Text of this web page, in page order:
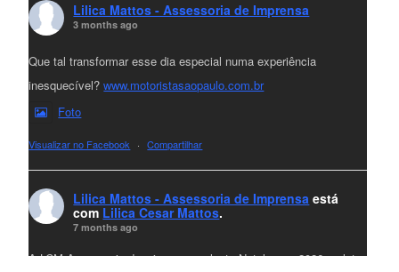
Lilica Mattos - Assessoria de Imprensa
3 months ago
Que tal transformar esse dia especial numa experiência
inesquecível?www.motoristasaopaulo.com.br
Foto
Visualizar no Facebook · Compartilhar
Lilica Mattos - Assessoria de Imprensa está
com Lilica Cesar Mattos.
7 months ago
A LCM Assessoria deseja um excelente Natal e um 2026 repleto